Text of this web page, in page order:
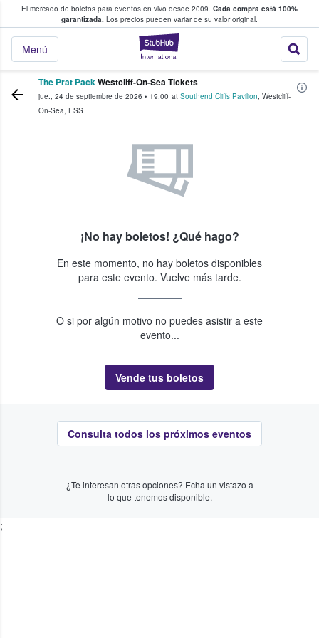
El mercado de boletos para eventos en vivo desde 2009. Cada compra está 100%
garantizada. Los precios pueden variar de su valor original.
StubHub: donde
Menú
fans compran y venden boletos
The Prat PackWestcliff-On-Sea Tickets
jue., 24 de septiembre de 2026 • 19:00 at Southend Cliffs Pavilion, Westcliff-
On-Sea, ESS
¡No hay boletos! ¿Qué hago?
En este momento, no hay boletos disponibles
para este evento. Vuelve más tarde.
O si por algún motivo no puedes asistir a este
evento...
Vende tus boletos
Consulta todos los próximos eventos
¿Te interesan otras opciones? Echa un vistazo a
lo que tenemos disponible.
;